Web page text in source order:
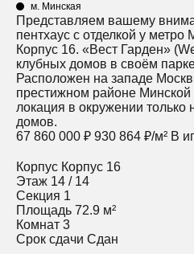
м. Минская
Представляем вашему
пентхаус с отделкой у метро
Корпус 16. «Вест Гарден»
клубных домов в своём
Расположен на западе
престижном районе Минской
локация в окружении
домов.
67 860 000 ₽ 930 864 ₽/м² В
Корпус Корпус 16
Этаж 14 / 14
Секция 1
Площадь 72.9 м²
Комнат 3
Срок сдачи Сдан